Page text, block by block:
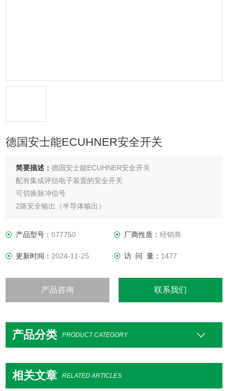
德国安士能ECUHNER安全开关
简要描述：德国安士能ECUHNER安全开关
配有集成评估电子装置的安全开关
可切换脉冲信号
2路安全输出（半导体输出）
特殊编码
产品型号：077750 厂商性质： 经销商
更新时间：2024-11-25 访 问 量： 1477
产品咨询 联系我们
产品分类 PRODUCT CATEGORY
相关文章 RELATED ARTICLES